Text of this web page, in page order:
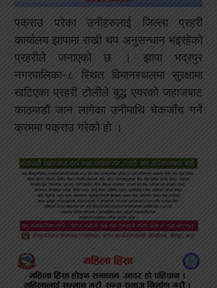
पक्राउ परेका उनीहरुलाई जिल्ला प्रहरी
कार्यालय झापामा राखी थप अनुसन्धान भइरहेको
प्रहरीले जनाएको छ । झापा भद्रपुर
नगरपालिका-८ स्थित विमानस्थलमा सुरक्षामा
खटिएका प्रहरी टोलीले बुद्ध एयरको जहाजबाट
काठमाडौं जान लागेका उनीमाथि चेकजाँच गर्ने
क्रममा पक्राउ गरेको हो ।